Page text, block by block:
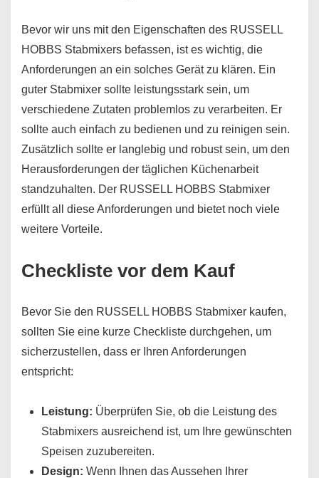
Bevor wir uns mit den Eigenschaften des RUSSELL
HOBBS Stabmixers befassen, ist es wichtig, die
Anforderungen an ein solches Gerät zu klären. Ein
guter Stabmixer sollte leistungsstark sein, um
verschiedene Zutaten problemlos zu verarbeiten. Er
sollte auch einfach zu bedienen und zu reinigen sein.
Zusätzlich sollte er langlebig und robust sein, um den
Herausforderungen der täglichen Küchenarbeit
standzuhalten. Der RUSSELL HOBBS Stabmixer
erfüllt all diese Anforderungen und bietet noch viele
weitere Vorteile.
Checkliste vor dem Kauf
Bevor Sie den RUSSELL HOBBS Stabmixer kaufen,
sollten Sie eine kurze Checkliste durchgehen, um
sicherzustellen, dass er Ihren Anforderungen
entspricht:
Leistung: Überprüfen Sie, ob die Leistung des
Stabmixers ausreichend ist, um Ihre gewünschten
Speisen zuzubereiten.
Design: Wenn Ihnen das Aussehen Ihrer